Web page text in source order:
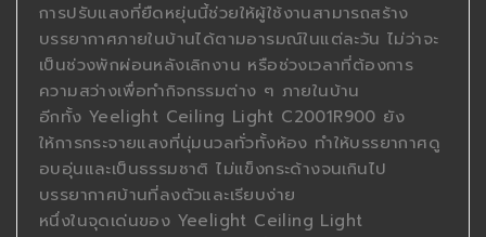
การปรับแสงที่ยืดหยุ่นนี้ช่วยให้ผู้ใช้งานสามารถสร้าง
บรรยากาศภายในบ้านได้ตามอารมณ์ในแต่ละวัน ไม่ว่าจะ
เป็นช่วงพักผ่อนหลังเลิกงาน หรือช่วงเวลาที่ต้องการ
ความสว่างเพื่อทำกิจกรรมต่าง ๆ ภายในบ้าน
อีกทั้ง Yeelight Ceiling Light C2001R900 ยัง
ให้การกระจายแสงที่นุ่มนวลทั่วทั้งห้อง ทำให้บรรยากาศดู
อบอุ่นและเป็นธรรมชาติ ไม่แข็งกระด้างจนเกินไป
บรรยากาศบ้านที่ลงตัวและเรียบง่าย
หนึ่งในจุดเด่นของ Yeelight Ceiling Light